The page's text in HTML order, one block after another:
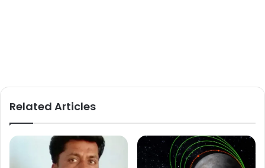
Related Articles